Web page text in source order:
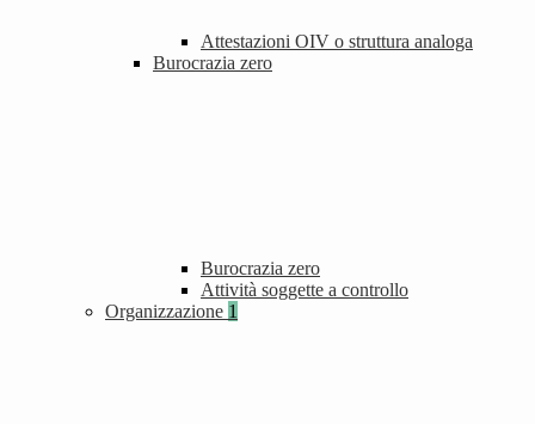
Attestazioni OIV o struttura analoga
Burocrazia zero
Burocrazia zero
Attività soggette a controllo
Organizzazione 1